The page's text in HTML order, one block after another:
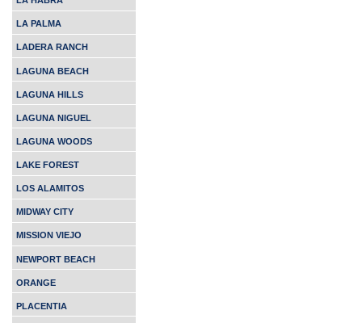
LA PALMA
LADERA RANCH
LAGUNA BEACH
LAGUNA HILLS
LAGUNA NIGUEL
LAGUNA WOODS
LAKE FOREST
LOS ALAMITOS
MIDWAY CITY
MISSION VIEJO
NEWPORT BEACH
ORANGE
PLACENTIA